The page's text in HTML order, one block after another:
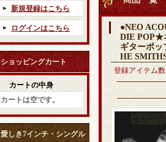
新規登録はこちら
ログインはこちら
ショッピングカート
カートの中身
カートは空です。
愛しき7インチ・シングル
●NEO
DIE POP★
ギターポッ
HE
登録アイテム数